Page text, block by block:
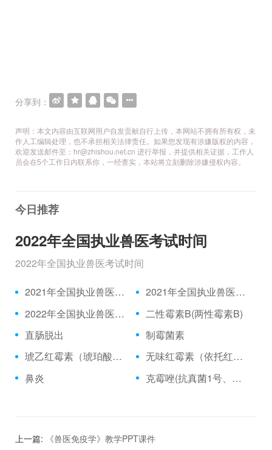
分享到：
声明：本文内容由互联网用户自发贡献自行上传，本网站不拥有所有权，未
作人工编辑处理，也不承担相关法律责任。如果您发现有涉嫌版权的内容，
欢迎发送邮件至：hr@zhishou.net.cn 进行举报，并提供相关证据，工作人
员会在5个工作日内联系你，一经查实，本站将立刻删除涉嫌侵权内容。
今日推荐
2022年全国执业兽医考试时间
2022年全国执业兽医考试时间
2021年全国执业兽医资格考试成绩公布时间、合格分数线
2021年全国执业兽医资格考试真题
2022年全国执业兽医考试时间
二性霉素B(两性霉素B)
直肠脱出
制霉菌素
琥乙红霉素（琥珀酸红霉素、乙琥红霉素）
无味红霉素（依托红霉素）
鼻炎
克霉唑(抗真菌1号、三苯甲咪唑)
上一篇: 《兽医免疫学》教学PPT课件